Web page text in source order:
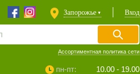
Запорожье ▼ Вход
Ассортиментная политика сети
пн-пт:
10.00 - 19.00